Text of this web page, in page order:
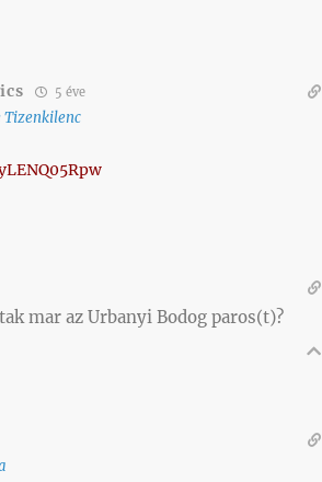
5 éve
Tizenkilenc
mar az Urbanyi Bodog paros(t)?